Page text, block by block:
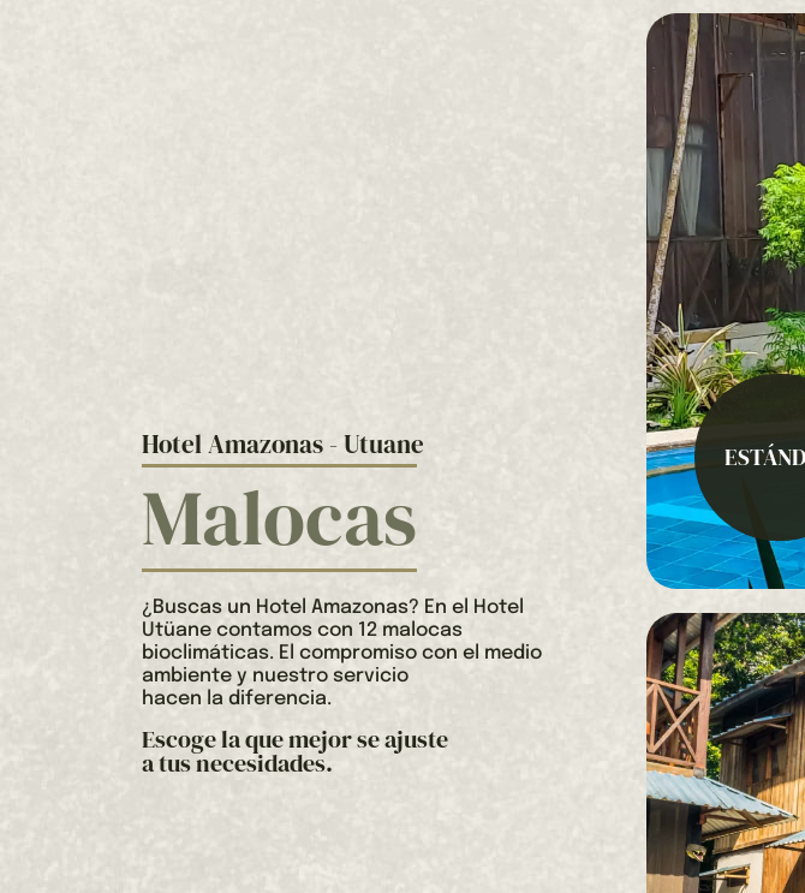
Hotel Amazonas - Utuane
Malocas
¿Buscas un Hotel Amazonas? En el Hotel
Utüane contamos con 12 malocas
bioclimáticas. El compromiso con el medio
ambiente y nuestro servicio
hacen la diferencia.
Escoge la que mejor se ajuste
a tus necesidades.